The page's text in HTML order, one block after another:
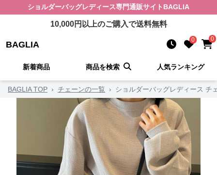
ショルダーバッグレディース専門通販サイト BAGLIA
10,000円以上のご購入で送料無料
BAGLIA 0 0
新着商品 商品を検索 人気ランキング
BAGLIA TOP › チェーンの一覧 › ショルダーバッグレディース チ